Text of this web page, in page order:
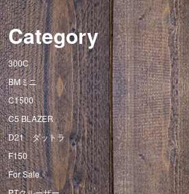
Category
300C
BMミニ
C1500
C5 BLAZER
D21 ダットラ
F150
For Sale